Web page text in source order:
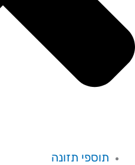
תוספי תזונה